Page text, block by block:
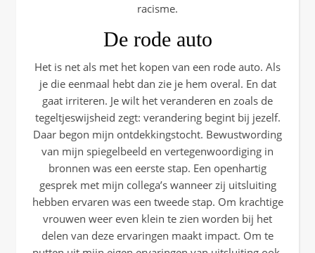
racisme.
De rode auto
Het is net als met het kopen van een rode auto. Als
je die eenmaal hebt dan zie je hem overal. En dat
gaat irriteren. Je wilt het veranderen en zoals de
tegeltjeswijsheid zegt: verandering begint bij jezelf.
Daar begon mijn ontdekkingstocht. Bewustwording
van mijn spiegelbeeld en vertegenwoordiging in
bronnen was een eerste stap. Een openhartig
gesprek met mijn collega’s wanneer zij uitsluiting
hebben ervaren was een tweede stap. Om krachtige
vrouwen weer even klein te zien worden bij het
delen van deze ervaringen maakt impact. Om te